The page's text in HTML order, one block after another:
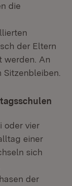
die
der Eltern
werden. An
oder vier
einer
sich
der